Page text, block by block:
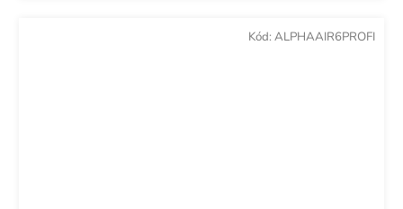
Kód: ALPHAAIR6PROFI